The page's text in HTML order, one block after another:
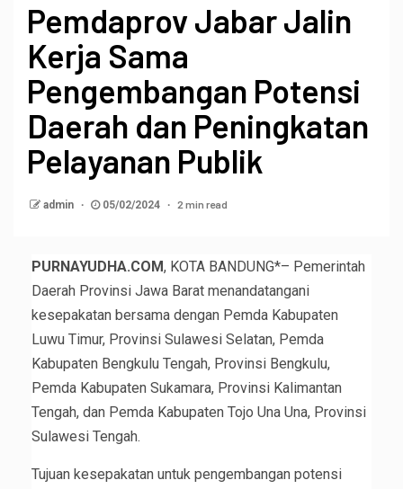
Pemdaprov Jabar Jalin
Kerja Sama
Pengembangan Potensi
Daerah dan Peningkatan
Pelayanan Publik
admin 05/02/2024 2 min read
PURNAYUDHA.COM, KOTA BANDUNG*– Pemerintah
Daerah Provinsi Jawa Barat menandatangani
kesepakatan bersama dengan Pemda Kabupaten
Luwu Timur, Provinsi Sulawesi Selatan, Pemda
Kabupaten Bengkulu Tengah, Provinsi Bengkulu,
Pemda Kabupaten Sukamara, Provinsi Kalimantan
Tengah, dan Pemda Kabupaten Tojo Una Una, Provinsi
Sulawesi Tengah.
Tujuan kesepakatan untuk pengembangan potensi